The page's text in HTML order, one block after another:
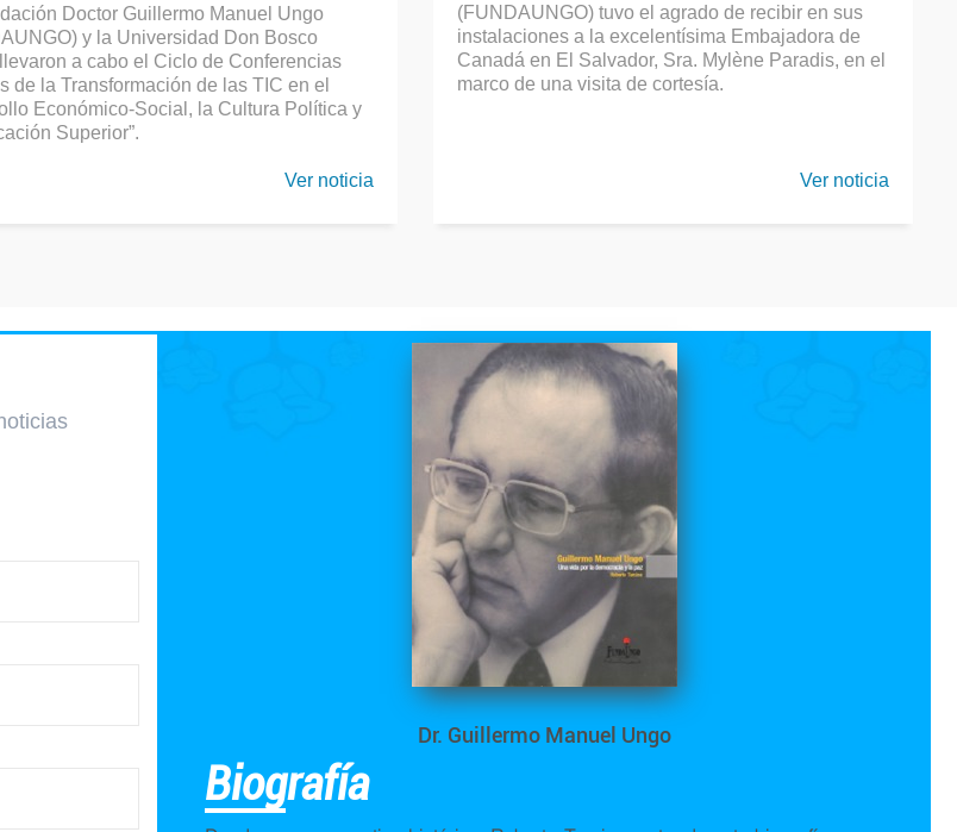
Doctor Guillermo Manuel Ungo
y la Universidad Don Bosco
a cabo el Ciclo de Conferencias
de la Transformación de las TIC en el
Económico-Social, la Cultura Política y
Superior”.
Ver noticia
(FUNDAUNGO) tuvo el agrado de recibir en sus
instalaciones a la excelentísima Embajadora de
Canadá en El Salvador, Sra. Mylène Paradis, en el
marco de una visita de cortesía.
Ver noticia
Dr. Guillermo Manuel Ungo
Biografía